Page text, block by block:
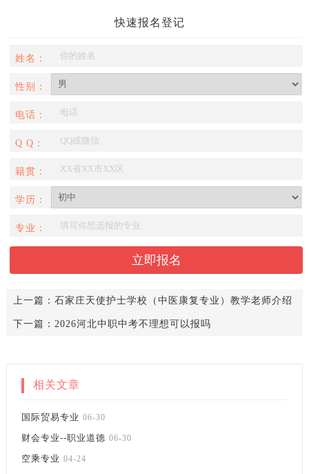
快速报名登记
姓名：
性别：
电话：
Q Q：
籍贯：
学历：
专业：
上一篇： 石家庄天使护士学校（中医康复专业）教学老师介绍
下一篇： 2026河北中职中考不理想可以报吗
相关文章
国际贸易专业 06-30
财会专业--职业道德 06-30
空乘专业 04-24